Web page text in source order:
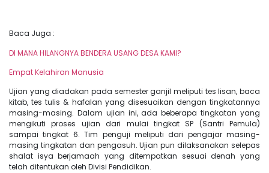
Baca Juga :
DI MANA HILANGNYA BENDERA USANG DESA KAMI?
Empat Kelahiran Manusia
Ujian yang diadakan pada semester ganjil meliputi tes lisan, baca
kitab, tes tulis & hafalan yang disesuaikan dengan tingkatannya
masing-masing. Dalam ujian ini, ada beberapa tingkatan yang
mengikuti proses ujian dari mulai tingkat SP (Santri Pemula)
sampai tingkat 6. Tim penguji meliputi dari pengajar masing-
masing tingkatan dan pengasuh. Ujian pun dilaksanakan selepas
shalat isya berjamaah yang ditempatkan sesuai denah yang
telah ditentukan oleh Divisi Pendidikan.